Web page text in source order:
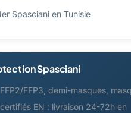
Spasciani en Tunisie
Spasciani
FFP3, demi-masques,
EN : livraison 24-72h en